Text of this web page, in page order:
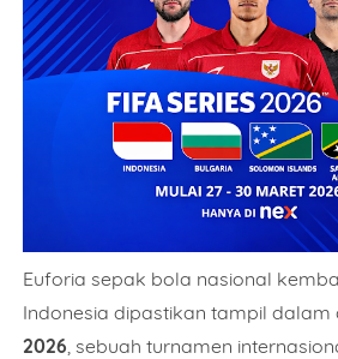
Euforia sepak bola nasional
Indonesia dipastikan tampil dalam
2026 , sebuah turnamen